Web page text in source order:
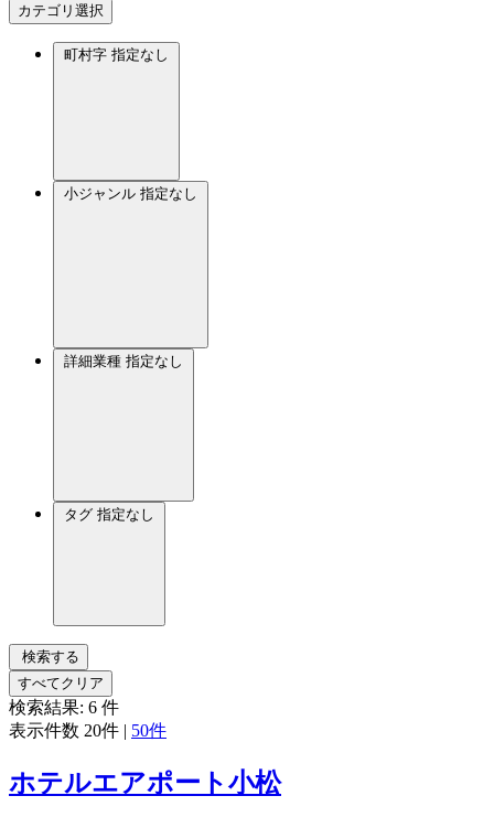
カテゴリ選択
町村字 指定なし
小ジャンル 指定なし
詳細業種 指定なし
タグ 指定なし
検索する
すべてクリア
検索結果: 6 件
表示件数 20件 | 50件
ホテルエアポート小松